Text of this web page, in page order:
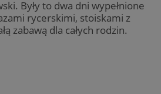
Były to dwa dni wypełnione
rycerskimi, stoiskami z
zabawą dla całych rodzin.